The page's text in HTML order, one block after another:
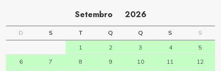
Setembro 2026
D S T Q Q S
S
1
2 3 4
5
6
7 8 9 10 11
12